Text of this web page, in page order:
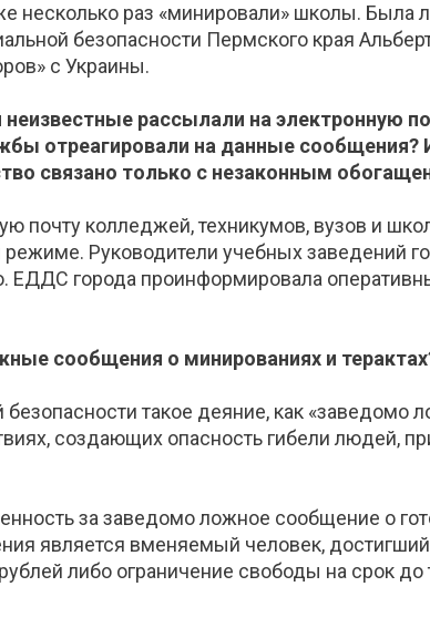
раз «минировали» школы. Была
безопасности Пермского края
с Украины.
рассылали на электронную
отреагировали на данные
связано только с незаконным
почту колледжей, техникумов, вузов и
Руководители учебных заведений
ЕДДС города проинформировала
сообщения о минированиях и
такое деяние, как «заведомо
создающих опасность гибели людей,
за заведомо ложное сообщение о
является вменяемый человек,
либо ограничение свободы на срок